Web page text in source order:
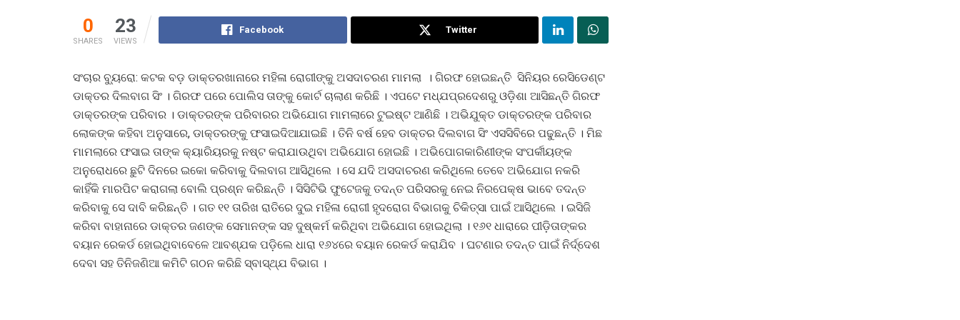
0
SHARES
23
VIEWS
Facebook Twitter
ସଂଚାର ବ୍ୟୁରୋ: କଟକ ବଡ଼ ଡାକ୍ତରଖାନାରେ ମହିଳା ରୋଗୀଙ୍କୁ ଅସଦାଚରଣ ମାମଲା । ଗିରଫ ହୋଇଛନ୍ତି ସିନିୟର ରେସିଡେଣ୍ଟ
ଡାକ୍ତର ଦିଲବାଗ ସିଂ । ଗିରଫ ପରେ ପୋଲିସ ତାଙ୍କୁ କୋର୍ଟ ଚାଲାଣ କରିଛି । ଏପଟେ ମଧ୍ଯପ୍ରଦେଶରୁ ଓଡ଼ିଶା ଆସିଛନ୍ତି ଗିରଫ
ଡାକ୍ତରଙ୍କ ପରିବାର । ଡାକ୍ତରଙ୍କ ପରିବାରର ଅଭିଯୋଗ ମାମଲାରେ ଟୁଇଷ୍ଟ ଆଣିଛି । ଅଭିଯୁକ୍ତ ଡାକ୍ତରଙ୍କ ପରିବାର
ଲୋକଙ୍କ କହିବା ଅନୁସାରେ, ଡାକ୍ତରଙ୍କୁ ଫସାଇଦିଆଯାଇଛି । ତିନି ବର୍ଷ ହେବ ଡାକ୍ତର ଦିଲବାଗ ସିଂ ଏସସିବିରେ ପଢୁଛନ୍ତି । ମିଛ
ମାମଲାରେ ଫସାଇ ତାଙ୍କ କ୍ୟାରିୟରକୁ ନଷ୍ଟ କରାଯାଉଥିବା ଅଭିଯୋଗ ହୋଇଛି । ଅଭିପୋଗକାରିଣୀଙ୍କ ସଂପର୍କୀୟଙ୍କ
ଅନୁରୋଧରେ ଛୁଟି ଦିନରେ ଇକୋ କରିବାକୁ ଦିଲବାଗ ଆସିଥିଲେ । ସେ ଯଦି ଅସଦାଚରଣ କରିଥିଲେ ତେବେ ଅଭିଯୋଗ ନକରି
କାହିଁକି ମାରପିଟ କରାଗଲା ବୋଲି ପ୍ରଶ୍ନ କରିଛନ୍ତି । ସିସିଟିଭି ଫୁଟେଜକୁ ତଦନ୍ତ ପରିସରକୁ ନେଇ ନିରପେକ୍ଷ ଭାବେ ତଦନ୍ତ
କରିବାକୁ ସେ ଦାବି କରିଛନ୍ତି । ଗତ ୧୧ ତାରିଖ ରାତିରେ ଦୁଇ ମହିଳା ରୋଗୀ ହୃଦରୋଗ ବିଭାଗକୁ ଚିକିତ୍ସା ପାଇଁ ଆସିଥିଲେ । ଇସିଜି
କରିବା ବାହାନାରେ ଡାକ୍ତର ଜଣଙ୍କ ସେମାନଙ୍କ ସହ ଦୁଷ୍କର୍ମ କରିଥିବା ଅଭିଯୋଗ ହୋଇଥିଲା । ୧୬୧ ଧାରାରେ ପୀଡ଼ିତାଙ୍କର
ବୟାନ ରେକର୍ଡ ହୋଇଥିବାବେଳେ ଆବଶ୍ଯକ ପଡ଼ିଲେ ଧାରା ୧୬୪ରେ ବୟାନ ରେକର୍ଡ କରାଯିବ । ଘଟଣାର ତଦନ୍ତ ପାଇଁ ନିର୍ଦ୍ଦେଶ
ଦେବା ସହ ତିନିଜଣିଆ କମିଟି ଗଠନ କରିଛି ସ୍ବାସ୍ଥ୍ଯ ବିଭାଗ ।